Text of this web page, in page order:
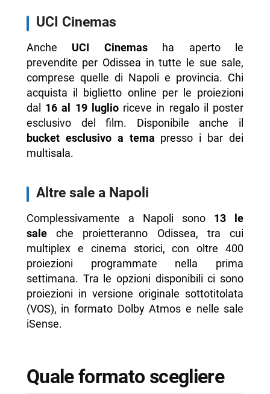
UCI Cinemas
Anche UCI Cinemasha aperto le
prevendite per Odissea in tutte le sue sale,
comprese quelle di Napoli e provincia. Chi
acquista il biglietto online per le proiezioni
dal 16 al 19 luglioriceve in regalo il poster
esclusivo del film. Disponibile anche il
bucket esclusivo a tema presso i bar dei
multisala.
Altre sale a Napoli
Complessivamente a Napoli sono 13 le
saleche proietteranno Odissea, tra cui
multiplex e cinema storici, con oltre 400
proiezioni programmate nella prima
settimana. Tra le opzioni disponibili ci sono
proiezioni in versione originale sottotitolata
(VOS), in formato Dolby Atmos e nelle sale
iSense.
Quale formato scegliere